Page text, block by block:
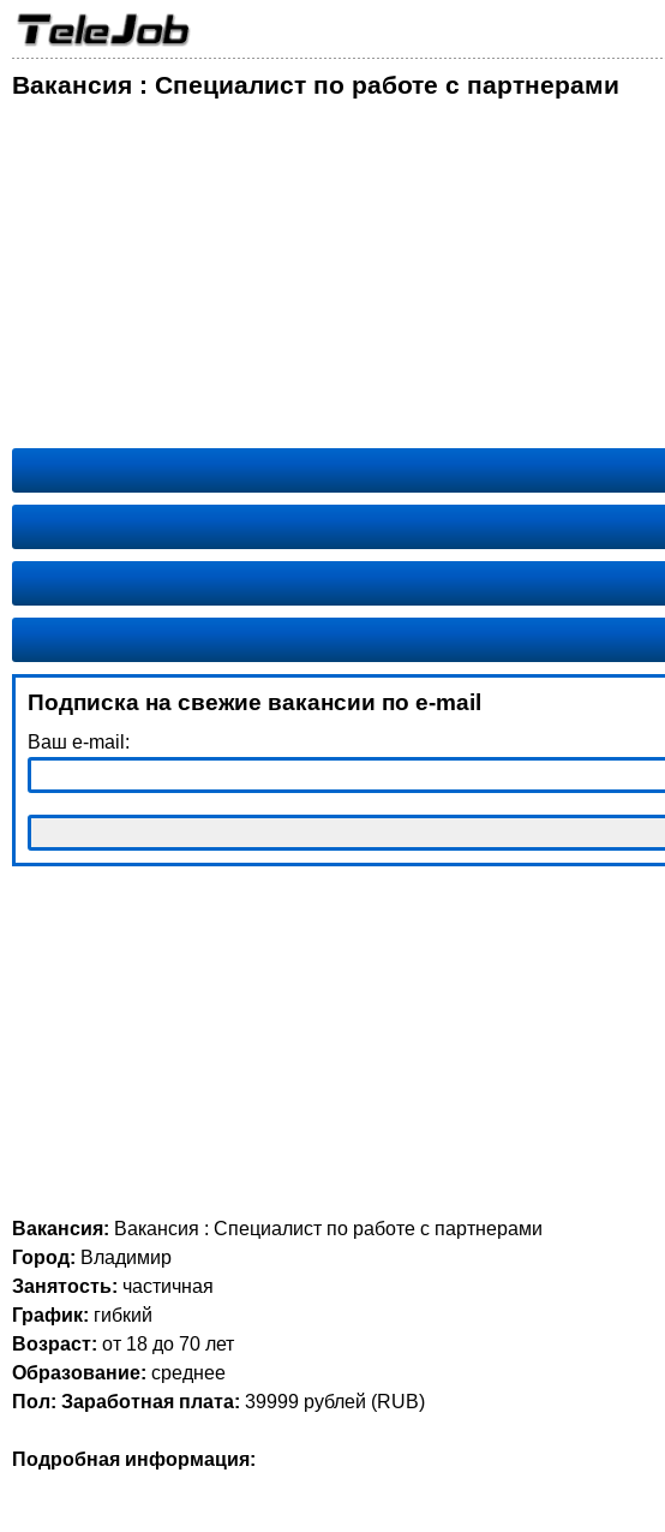
Вакансия : Специалист по работе с партнерами
Подписка на свежие вакансии по e-mail
Ваш e-mail:
Вакансия: Вакансия : Специалист по работе с партнерами
Город: Владимир
Занятость: частичная
График: гибкий
Возраст: от 18 до 70 лет
Образование: среднее
Пол: Заработная плата: 39999 рублей (RUB)
Подробная информация: